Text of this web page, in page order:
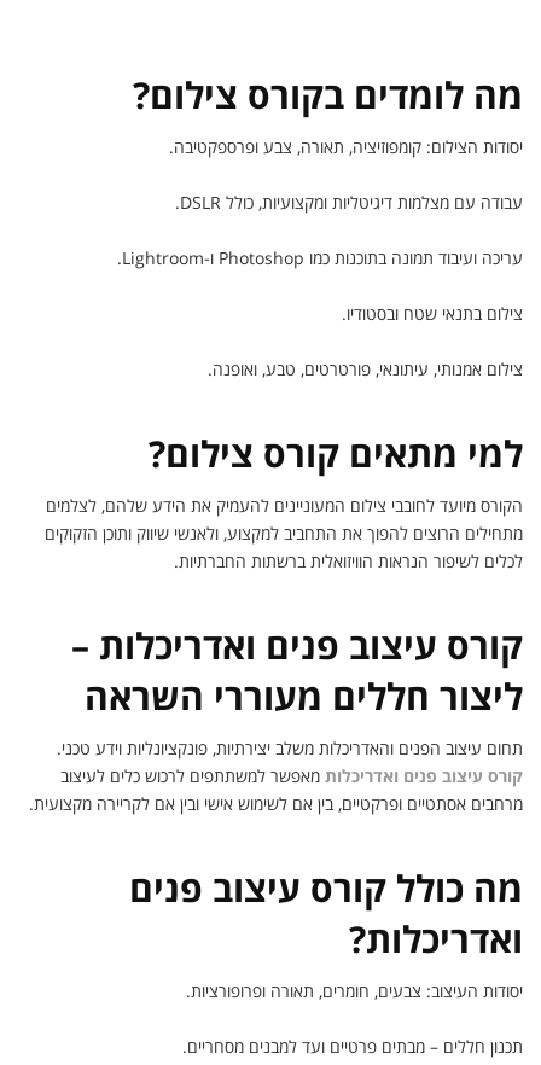
מה לומדים בקורס צילום?
יסודות הצילום: קומפוזיציה, תאורה, צבע ופרספקטיבה.
עבודה עם מצלמות דיגיטליות ומקצועיות, כולל DSLR.
עריכה ועיבוד תמונה בתוכנות כמו Photoshop ו-Lightroom.
צילום בתנאי שטח ובסטודיו.
צילום אמנותי, עיתונאי, פורטרטים, טבע, ואופנה.
למי מתאים קורס צילום?
הקורס מיועד לחובבי צילום המעוניינים להעמיק את הידע שלהם, לצלמים
מתחילים הרוצים להפוך את התחביב למקצוע, ולאנשי שיווק ותוכן הזקוקים
לכלים לשיפור הנראות הוויזואלית ברשתות החברתיות.
קורס עיצוב פנים ואדריכלות –
ליצור חללים מעוררי השראה
תחום עיצוב הפנים והאדריכלות משלב יצירתיות, פונקציונליות וידע טכני.
קורס עיצוב פנים ואדריכלות מאפשר למשתתפים לרכוש כלים לעיצוב
מרחבים אסתטיים ופרקטיים, בין אם לשימוש אישי ובין אם לקריירה מקצועית.
מה כולל קורס עיצוב פנים
ואדריכלות?
יסודות העיצוב: צבעים, חומרים, תאורה ופרופורציות.
תכנון חללים – מבתים פרטיים ועד למבנים מסחריים.